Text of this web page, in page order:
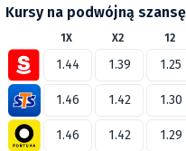
Kursy na podwójną szansę
1X X2 12
1.44 1.39 1.25
1.46 1.42 1.30
1.46 1.42 1.29